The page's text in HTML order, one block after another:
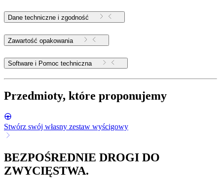
Dane techniczne i zgodność
Zawartość opakowania
Software i Pomoc techniczna
Przedmioty, które proponujemy
Stwórz swój własny zestaw wyścigowy
BEZPOŚREDNIE DROGI DO
ZWYCIĘSTWA.